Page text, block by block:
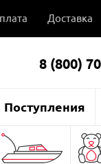
Доставка
8 (800)
Поступления